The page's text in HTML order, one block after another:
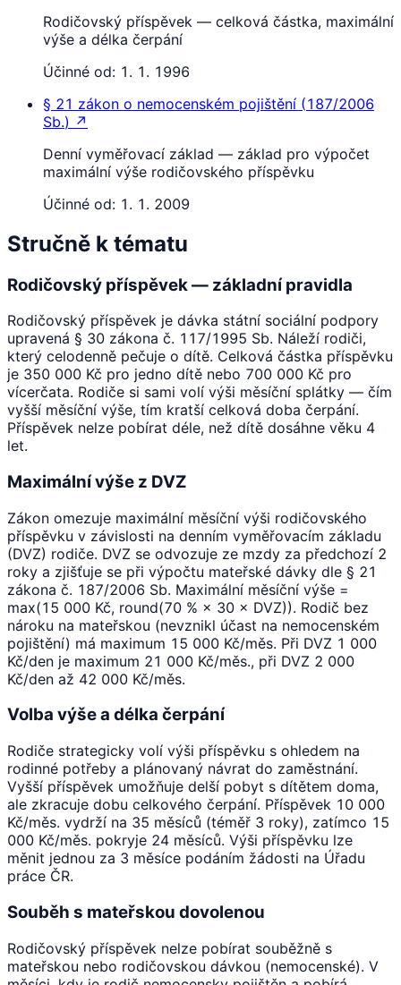
Rodičovský příspěvek — celková částka, maximální
výše a délka čerpání
Účinné od: 1. 1. 1996
§ 21 zákon o nemocenském pojištění (187/2006
Sb.) ↗
Denní vyměřovací základ — základ pro výpočet
maximální výše rodičovského příspěvku
Účinné od: 1. 1. 2009
Stručně k tématu
Rodičovský příspěvek — základní pravidla
Rodičovský příspěvek je dávka státní sociální podpory
upravená § 30 zákona č. 117/1995 Sb. Náleží rodiči,
který celodenně pečuje o dítě. Celková částka příspěvku
je 350 000 Kč pro jedno dítě nebo 700 000 Kč pro
vícerčata. Rodiče si sami volí výši měsíční splátky — čím
vyšší měsíční výše, tím kratší celková doba čerpání.
Příspěvek nelze pobírat déle, než dítě dosáhne věku 4
let.
Maximální výše z DVZ
Zákon omezuje maximální měsíční výši rodičovského
příspěvku v závislosti na denním vyměřovacím základu
(DVZ) rodiče. DVZ se odvozuje ze mzdy za předchozí 2
roky a zjišťuje se při výpočtu mateřské dávky dle § 21
zákona č. 187/2006 Sb. Maximální měsíční výše =
max(15 000 Kč, round(70 % × 30 × DVZ)). Rodič bez
nároku na mateřskou (nevznikl účast na nemocenském
pojištění) má maximum 15 000 Kč/měs. Při DVZ 1 000
Kč/den je maximum 21 000 Kč/měs., při DVZ 2 000
Kč/den až 42 000 Kč/měs.
Volba výše a délka čerpání
Rodiče strategicky volí výši příspěvku s ohledem na
rodinné potřeby a plánovaný návrat do zaměstnání.
Vyšší příspěvek umožňuje delší pobyt s dítětem doma,
ale zkracuje dobu celkového čerpání. Příspěvek 10 000
Kč/měs. vydrží na 35 měsíců (téměř 3 roky), zatímco 15
000 Kč/měs. pokryje 24 měsíců. Výši příspěvku lze
měnit jednou za 3 měsíce podáním žádosti na Úřadu
práce ČR.
Souběh s mateřskou dovolenou
Rodičovský příspěvek nelze pobírat souběžně s
mateřskou nebo rodičovskou dávkou (nemocenské). V